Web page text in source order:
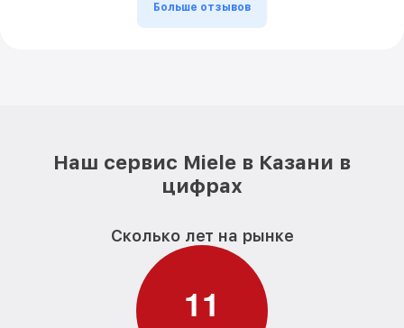
Больше отзывов
Наш сервис Miele в Казани в
цифрах
Сколько лет на рынке
11